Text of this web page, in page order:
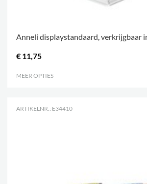
Anneli displaystandaard, verkrijgbaar
€ 11,75
MEER OPTIES
ARTIKELNR.: E34410